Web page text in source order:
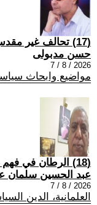
(17) تحالف غير مقدس !؟
حسن مدبولى
2026 / 8 / 7
مواضيع وابحاث
(18) الرطان في فهم القران.....6
عبد الحسين سلمان
2026 / 8 / 7
العلمانية، الدين